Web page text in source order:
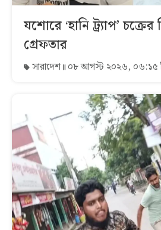
যশোরে ‘হানি ট্র্যাপ’
গ্রেফতার
সারাদেশ ০৮ আগস্ট ২০২৬, ০৬:১৫